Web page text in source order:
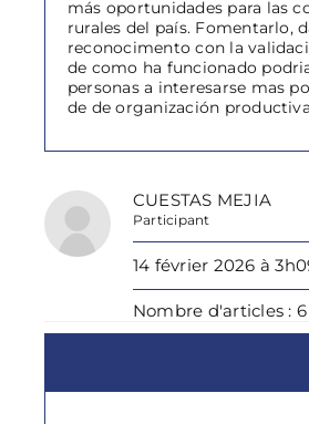
más oportunidades para las
rurales del país. Fomentarlo,
reconocimento con la
de como ha funcionado
personas a interesarse mas
de de organización
CUESTAS MEJIA
Participant
14 février 2026 à
Nombre d'articles : 6